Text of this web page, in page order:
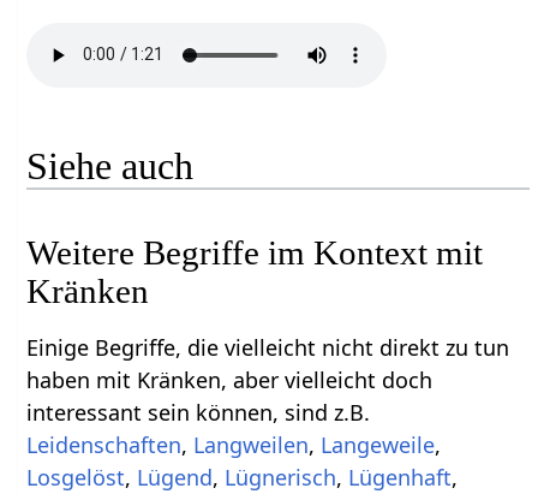
Siehe auch
Weitere Begriffe im Kontext mit
Einige Begriffe, die vielleicht nicht direkt zu tun
haben mit Kränken‏‎, aber vielleicht doch
interessant sein können, sind z.B.
, , Langeweile,
, , ,
,